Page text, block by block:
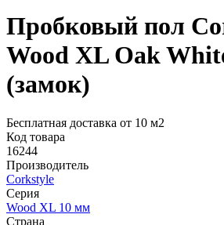
Пробковый пол
Wood XL Oak
(замок)
Бесплатная доставка от 10 м2
Код товара
16244
Производитель
Corkstyle
Серия
Wood XL 10 мм
Страна